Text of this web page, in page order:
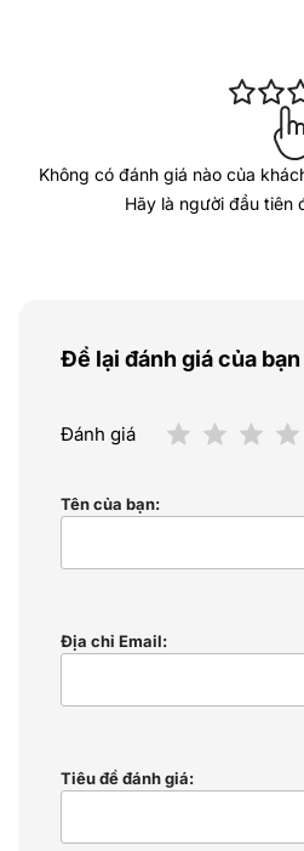
Không có đánh giá nào của
Hãy là người đầu tiên
Để lại đánh giá của bạn
Đánh giá
Tên của bạn:
Địa chỉ Email:
Tiêu đề đánh giá: